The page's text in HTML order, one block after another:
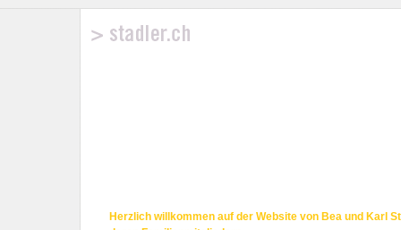
Herzlich willkommen auf der Website von Bea und Karl